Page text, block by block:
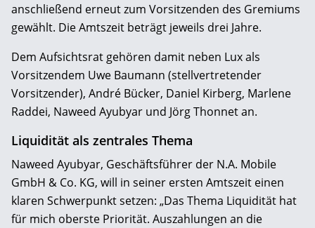
anschließend erneut zum Vorsitzenden des Gremiums
gewählt. Die Amtszeit beträgt jeweils drei Jahre.
Dem Aufsichtsrat gehören damit neben Lux als
Vorsitzendem Uwe Baumann (stellvertretender
Vorsitzender), André Bücker, Daniel Kirberg, Marlene
Raddei, Naweed Ayubyar und Jörg Thonnet an.
Liquidität als zentrales Thema
Naweed Ayubyar, Geschäftsführer der N.A. Mobile
GmbH & Co. KG, will in seiner ersten Amtszeit einen
klaren Schwerpunkt setzen: „Das Thema Liquidität hat
für mich oberste Priorität. Auszahlungen an die